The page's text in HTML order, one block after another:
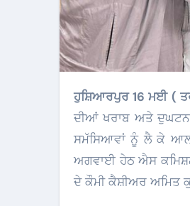
ਹੁਸ਼ਿਆਰਪੁਰ 16 ਮਈ (
ਦੀਆਂ ਖਰਾਬ ਅਤੇ
ਸਮੱਸਿਆਵਾਂ ਨੂੰ ਲੈ ਕੇ ਆਲ
ਅਗਵਾਈ ਹੇਠ ਐਸ
ਦੇ ਕੌਮੀ ਕੈਸ਼ੀਅਰ ਅਮਿਤ